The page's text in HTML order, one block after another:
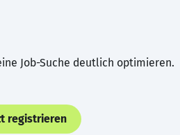
Job-Suche deutlich optimieren.
registrieren